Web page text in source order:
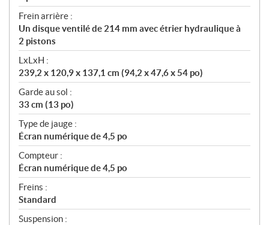
Frein arrière :
Un disque ventilé de 214 mm avec étrier hydraulique à
2 pistons
LxLxH :
239,2 x 120,9 x 137,1 cm (94,2 x 47,6 x 54 po)
Garde au sol :
33 cm (13 po)
Type de jauge :
Écran numérique de 4,5 po
Compteur :
Écran numérique de 4,5 po
Freins :
Standard
Suspension :